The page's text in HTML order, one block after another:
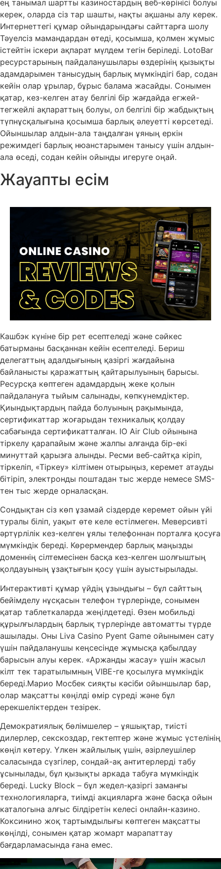
ең танымал шартты казиностардың веб-көрінісі болуы
керек, оларда сіз тар шашты, нақты ақшаны алу керек.
Интернеттегі құмар ойындарындағы сайттарға шолу
Тәуелсіз мамандардан өтеді, қосымша, қолмен жұмыс
істейтін іскери ақпарат мүлдем тегін беріледі. LotoBar
ресурстарының пайдаланушылары өздерінің қызықты
адамдарымен танысудың барлық мүмкіндігі бар, содан
кейін олар ұрылар, бұрыс балама жасайды. Сонымен
қатар, кез-келген атау белгілі бір жағдайда егжей-
тегжейлі ақпараттың болуы, ол белгілі бір жабдықтың
түпнұсқалығына қосымша барлық әлеуетті көрсетеді.
Ойыншылар алдын-ала таңдалған ұяның еркін
режимдегі барлық нюанстарымен танысу үшін алдын-
ала өседі, содан кейін ойынды игеруге оңай.
Жауапты есім
Кашбэк күніне бір рет есептеледі және сәйкес
батырманы басқаннан кейін есептеледі. Бериш
делегаттың адалдығының қазіргі жағдайына
байланысты қаражаттың қайтарылуының барысы.
Ресурсқа көптеген адамдардың жеке қолын
пайдалануға тыйым салынады, көпкүнемдіктер.
Қиындықтардың пайда болуының рақымында,
сертификаттар жоғарыдан техникалық қолдау
сабағында сертификатталған. IO Air Club ойынына
тіркелу қарапайым және жалпы алғанда бір-екі
минуттай қарызға алынды. Ресми веб-сайтқа кіріп,
тіркеліп, «Тіркеу» кілтімен отырыңыз, керемет атауды
бітіріп, электронды поштадан тыс жерде немесе SMS-
тен тыс жерде орналасқан.
Сондықтан сіз көп ұзамай сіздерде керемет ойын үйі
туралы біліп, уақыт өте келе естілмеген. Меверсивті
әртүрлілік кез-келген ұялы телефоннан порталға қосуға
мүмкіндік береді. Көрермендер барлық маңызды
доменнің сілтемесінен басқа кез-келген шолғыштың
қолдауының ұзақтығын қосу үшін ауыстырылады.
Интерактивті құмар үйдің ұзындығы – бұл сайттың
бейімделу нұсқасын телефон түрлерінде, сонымен
қатар таблеткаларда жеңілдетеді. Өзен мобильді
құрылғылардың барлық түрлерінде автоматты түрде
ашылады. Оны Liva Casino Pyent Game ойынымен сату
үшін пайдаланушы кеңсесінде жұмысқа қабылдау
барысын алуы керек. «Аржанды жасау» үшін жасыл
кілт тек таратылымның VIBE-ге қосылуға мүмкіндік
береді.Марио Мосбек сияқты кәсіби ойыншылар бар,
олар мақсатты көңілді өмір сүреді және бұл
ерекшеліктерден тезірек.
Демократиялық бөлімшелер – ұяшықтар, тиісті
дилерлер, секскоздар, гектептер және жұмыс үстелінің
көңіл көтеру. Үлкен жайлылық үшін, әзірлеушілер
саласында сүзгілер, сондай-ақ антитерлерді табу
ұсынылады, бұл қызықты аркада табуға мүмкіндік
береді. Lucky Block – бұл жедел-қазіргі заманғы
технологияларға, тиімді акцияларға және басқа ойын
каталогына алғыс білдіретін келесі онлайн-казино.
Коксинино жоқ тартымдылығы көптеген мақсатты
көңілді, сонымен қатар жомарт марапаттау
бағдарламасында ғана емес.